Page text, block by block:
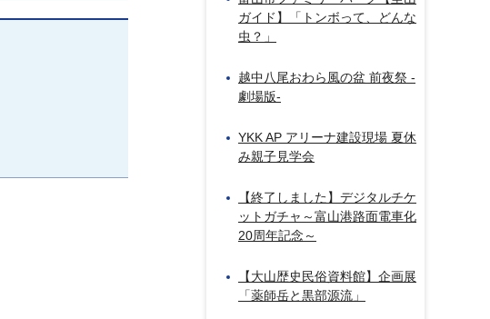
ガイド】「トンボって、どんな
虫？」
越中八尾おわら風の盆 前夜祭 -
劇場版-
YKK AP アリーナ建設現場 夏休
み親子見学会
【終了しました】デジタルチケ
ットガチャ～富山港路面電車化
20周年記念～
【大山歴史民俗資料館】企画展
「薬師岳と黒部源流」